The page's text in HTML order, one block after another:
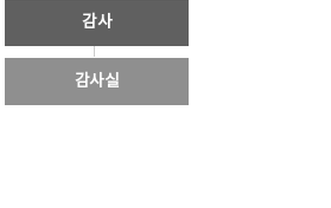
감사
감사실